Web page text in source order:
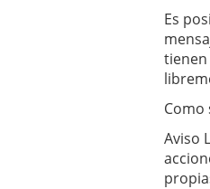
Es
Como
Aviso